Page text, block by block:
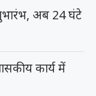
अब 24 घंटे
कार्य में